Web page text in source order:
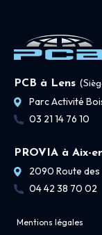
PCB à Lens
Parc Activité
03 21 14 76 10
PROVIA à Aix-
2090 Route des
04 42 38 70 02
Mentions légales